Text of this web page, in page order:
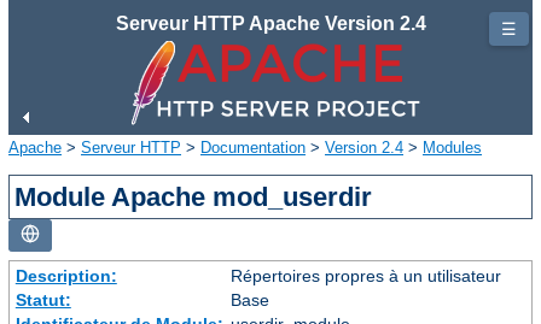
Serveur HTTP Apache Version 2.4
Apache > Serveur HTTP > Documentation > Version 2.4 > Modules
Module Apache mod_userdir
Description:
Répertoires propres à un utilisateur
Statut:
Base
☰